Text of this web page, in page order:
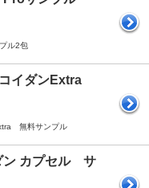
ル2包
イダンExtra
無料サンプル
ン カプセル サ